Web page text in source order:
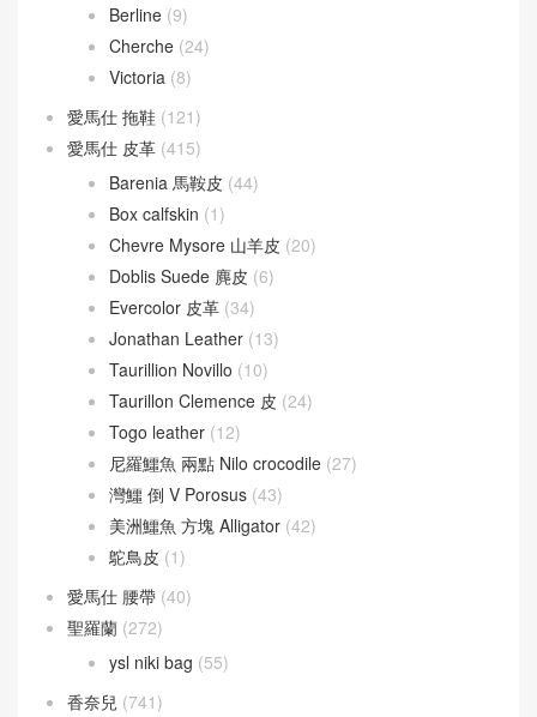
Berline (9)
Cherche (24)
Victoria (8)
愛馬仕 拖鞋 (121)
愛馬仕 皮革 (415)
Barenia 馬鞍皮 (44)
Box calfskin (1)
Chevre Mysore 山羊皮 (20)
Doblis Suede 麂皮 (6)
Evercolor 皮革 (34)
Jonathan Leather (13)
Taurillion Novillo (10)
Taurillon Clemence 皮 (24)
Togo leather (12)
尼羅鱷魚 兩點 Nilo crocodile (27)
灣鱷 倒 V Porosus (43)
美洲鱷魚 方塊 Alligator (42)
鴕鳥皮 (1)
愛馬仕 腰帶 (40)
聖羅蘭 (272)
ysl niki bag (55)
香奈兒 (741)